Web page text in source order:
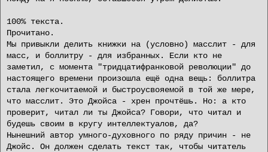
100% текста.
Прочитано.
Мы привыкли делить книжки на (условно) масслит - для
масс, и боллитру - для избранных. Если кто не
заметил, с момента "тридцатифранковой революции" до
настоящего времени произошла ещё одна вещь: боллитра
стала легкочитаемой и быстроусвояемой в той же мере,
что масслит. Это Джойса - хрен прочтёшь. Но: а кто
проверит, читал ли ты Джойса? Говори, что читал и
будешь своим в кругу интеллектуалов, да?
Нынешний автор умного-духовного по ряду причин - не
Джойс. Он должен сделать текст так, чтобы читатель